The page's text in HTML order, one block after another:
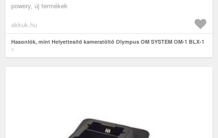
powery, új termékek
akkuk.hu
Hasonlók, mint Helyettesítő kameratöltő Olympus OM SYSTEM OM-1 BLX-1